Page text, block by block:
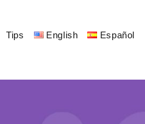
Tips English Español